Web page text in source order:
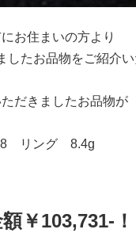
お住まいの方より
したお品物をご紹介い
だきましたお品物が
リング 8.4g
￥103,731-！